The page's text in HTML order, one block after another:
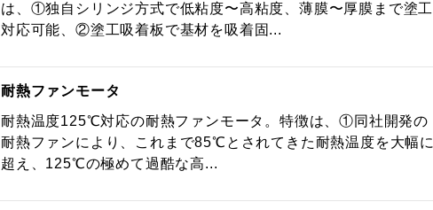
は、①独自シリンジ方式で低粘度〜高粘度、薄膜〜厚膜まで塗工
対応可能、②塗工吸着板で基材を吸着固...
耐熱ファンモータ
耐熱温度125℃対応の耐熱ファンモータ。特徴は、①同社開発の
耐熱ファンにより、これまで85℃とされてきた耐熱温度を大幅に
超え、125℃の極めて過酷な高...